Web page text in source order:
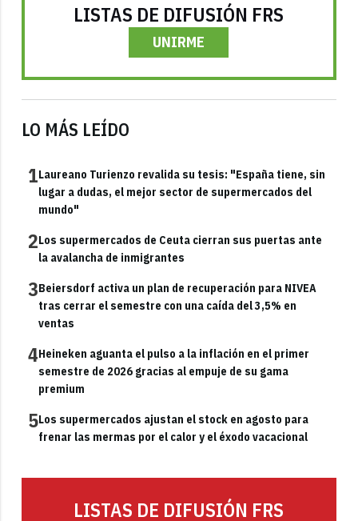
LISTAS DE DIFUSIÓN FRS
UNIRME
LO MÁS LEÍDO
1Laureano Turienzo revalida su tesis: "España tiene, sin
lugar a dudas, el mejor sector de supermercados del
mundo"
2Los supermercados de Ceuta cierran sus puertas ante
la avalancha de inmigrantes
3Beiersdorf activa un plan de recuperación para NIVEA
tras cerrar el semestre con una caída del 3,5% en
ventas
4Heineken aguanta el pulso a la inflación en el primer
semestre de 2026 gracias al empuje de su gama
premium
5Los supermercados ajustan el stock en agosto para
frenar las mermas por el calor y el éxodo vacacional
LISTAS DE DIFUSIÓN FRS